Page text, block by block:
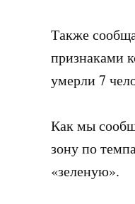
Также
признаками
умерли 7
Как мы
зону по
«зеленую».